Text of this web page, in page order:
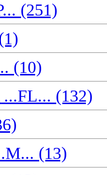
(251)
(10)
(132)
(13)